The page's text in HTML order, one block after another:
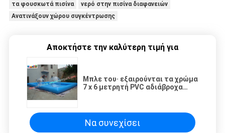
τα φουσκωτά πισίνα
νερό στην πισίνα διαφανειών
Ανατινάξουν χώρου συγκέντρωσης
Αποκτήστε την καλύτερη τιμή για
Μπλε του· εξαιρούνται τα χρώμα
7 x 6 μετρητή PVC αδιάβροχα
Να συνεχίσει